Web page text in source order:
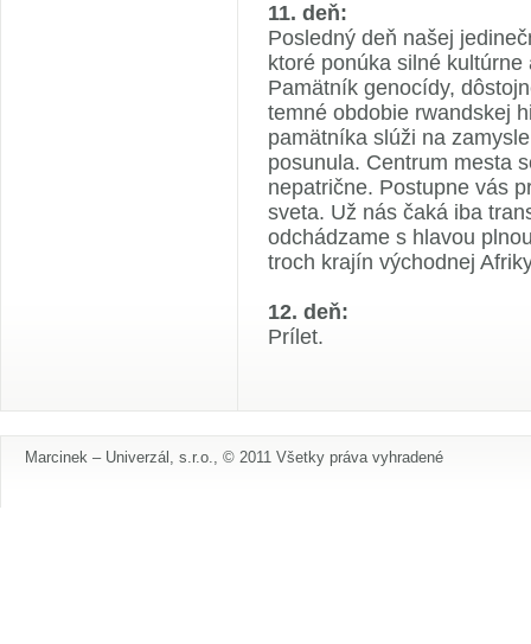
11. deň:
Posledný deň našej
ktoré ponúka silné
Pamätník genocídy,
temné obdobie rwandskej
pamätníka slúži na
posunula. Centrum mesta
nepatrične. Postupne vás
sveta. Už nás čaká iba
odchádzame s hlavou
troch krajín východnej
12. deň:
Prílet.
Marcinek – Univerzál, s.r.o., © 2011 Všetky práva vyhradené